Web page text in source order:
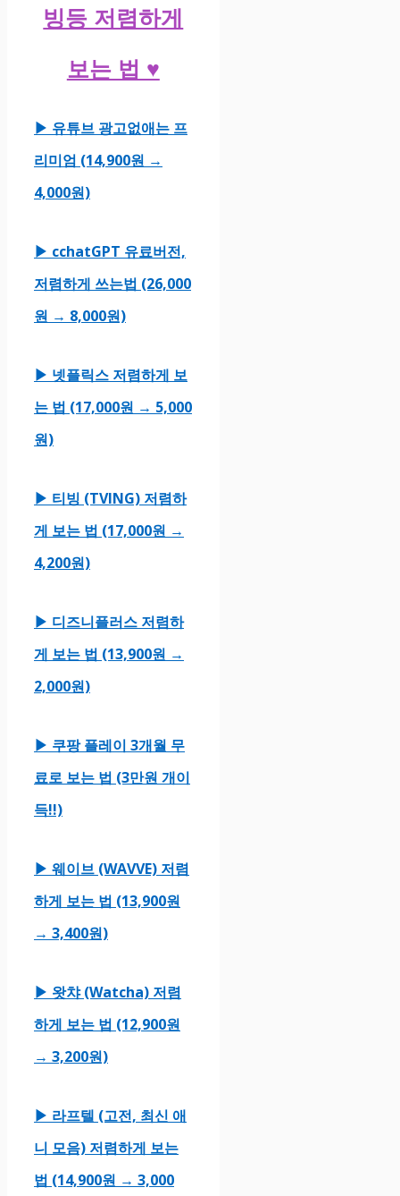
빙등 저렴하게
보는 법 ♥
▶ 유튜브 광고없애는 프
리미엄 (14,900원 →
4,000원)
▶ cchatGPT 유료버전,
저렴하게 쓰는법 (26,000
원 → 8,000원)
▶ 넷플릭스 저렴하게 보
는 법 (17,000원 → 5,000
원)
▶ 티빙 (TVING) 저렴하
게 보는 법 (17,000원 →
4,200원)
▶ 디즈니플러스 저렴하
게 보는 법 (13,900원 →
2,000원)
▶ 쿠팡 플레이 3개월 무
료로 보는 법 (3만원 개이
득!!)
▶ 웨이브 (WAVVE) 저렴
하게 보는 법 (13,900원
→ 3,400원)
▶ 왓챠 (Watcha) 저렴
하게 보는 법 (12,900원
→ 3,200원)
▶ 라프텔 (고전, 최신 애
니 모음) 저렴하게 보는
법 (14,900원 → 3,000